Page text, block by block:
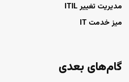
مدیریت تغییر ITIL
میز خدمت IT
گام‌های بعدی